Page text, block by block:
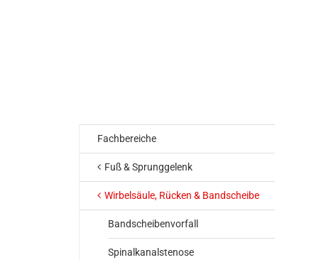
Fachbereiche
Fuß & Sprunggelenk
Wirbelsäule, Rücken & Bandscheibe
Bandscheibenvorfall
Spinalkanalstenose